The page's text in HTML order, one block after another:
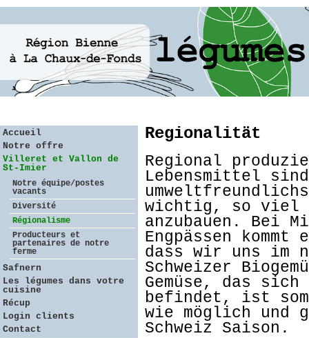
Accueil
Notre offre
Villeret et Vallon de
St-Imier
Notre équipe/postes
vacants
Diversité
Régionalisme
Producteurs et
partenaires de notre
ferme
Safnern
Les légumes dans votre
cuisine
Récup
Login clients
Contact
Regionalität
Regional
Lebensmittel
wichtig, so viel
anzubauen. Bei
Engpässen
dass wir uns im
Schweizer
Gemüse, das
befindet, ist
wie möglich und
Schweiz Saison.